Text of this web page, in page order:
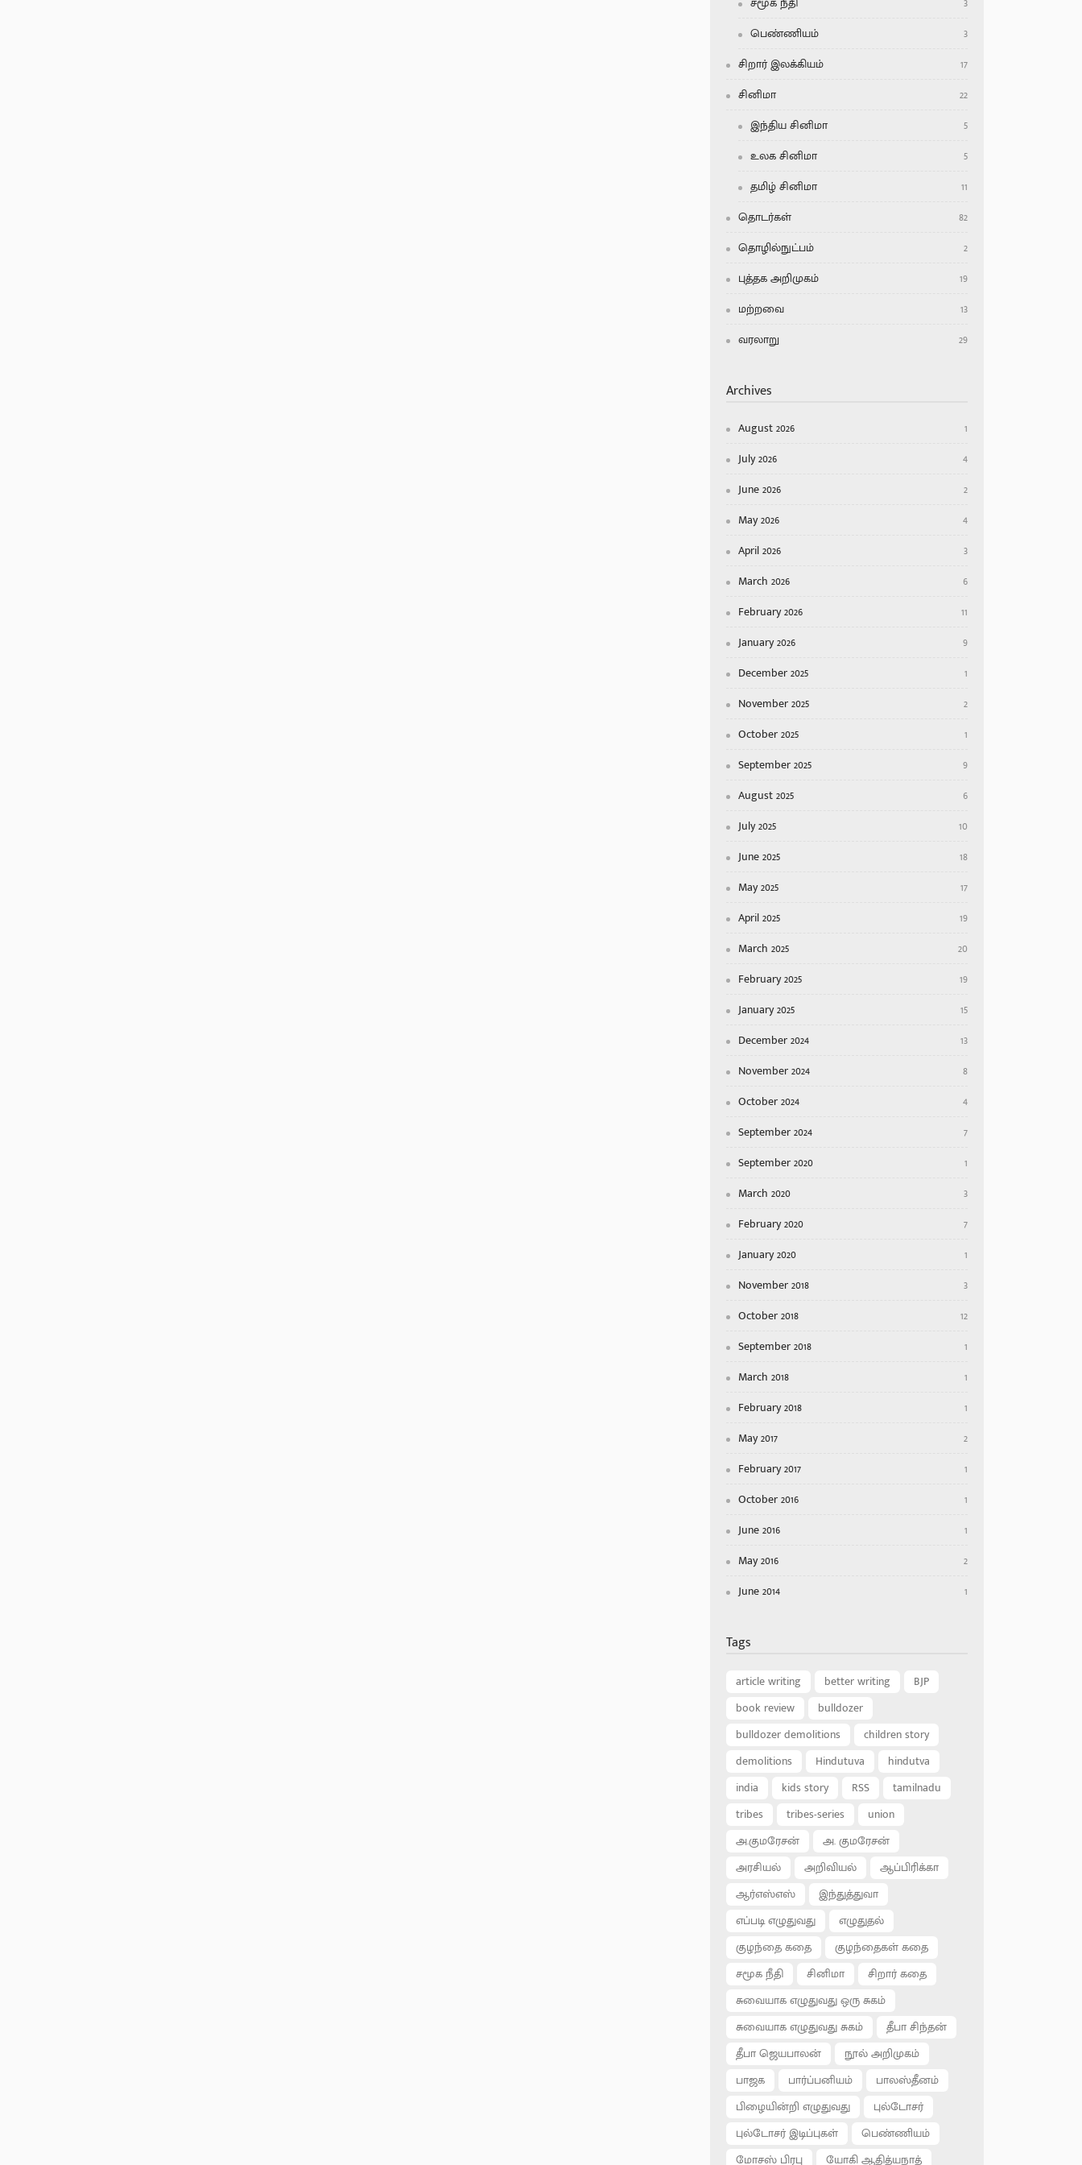
பெண்ணியம்
3
சிறார் இலக்கியம்
17
சினிமா
22
இந்திய சினிமா
5
உலக சினிமா
5
தமிழ் சினிமா
11
தொடர்கள்
82
தொழில்நுட்பம்
2
புத்தக அறிமுகம்
19
மற்றவை
13
வரலாறு
29
Archives
August 2026
1
July 2026
4
June 2026
2
May 2026
4
April 2026
3
March 2026
6
February 2026
11
January 2026
9
December 2025
1
November 2025
2
October 2025
1
September 2025
9
August 2025
6
July 2025
10
June 2025
18
May 2025
17
April 2025
19
March 2025
20
February 2025
19
January 2025
15
December 2024
13
November 2024
8
October 2024
4
September 2024
7
September 2020
1
March 2020
3
February 2020
7
January 2020
1
November 2018
3
October 2018
12
September 2018
1
March 2018
1
February 2018
1
May 2017
2
February 2017
1
October 2016
1
June 2016
1
May 2016
2
June 2014
1
Tags
article writing better writing
BJP
book review
bulldozer
bulldozer demolitions
children story
demolitions
Hindutuva
hindutva
india
kids story RSS
tamilnadu
tribes
tribes-series
union
அ.குமரேசன்
அ. குமரேசன்
அரசியல்
அறிவியல்
ஆப்பிரிக்கா
ஆர்எஸ்எஸ்
இந்துத்துவா
எப்படி எழுதுவது
எழுதுதல்
குழந்தை கதை
குழந்தைகள் கதை
சமூக நீதி
சினிமா
சிறார் கதை
சுவையாக எழுதுவது ஒரு சுகம்
சுவையாக எழுதுவது சுகம்
தீபா சிந்தன்
தீபா ஜெயபாலன்
நூல் அறிமுகம்
பாஜக
பார்ப்பனியம்
பாலஸ்தீனம்
பிழையின்றி எழுதுவது
புல்டோசர்
புல்டோசர் இடிப்புகள்
பெண்ணியம்
மோசஸ் பிரபு
யோகி ஆதித்யநாத்